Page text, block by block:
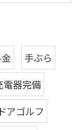
手ぶら
電器完備
アゴルフ